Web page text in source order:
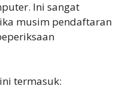
Ini sangat
musim pendaftaran
termasuk: